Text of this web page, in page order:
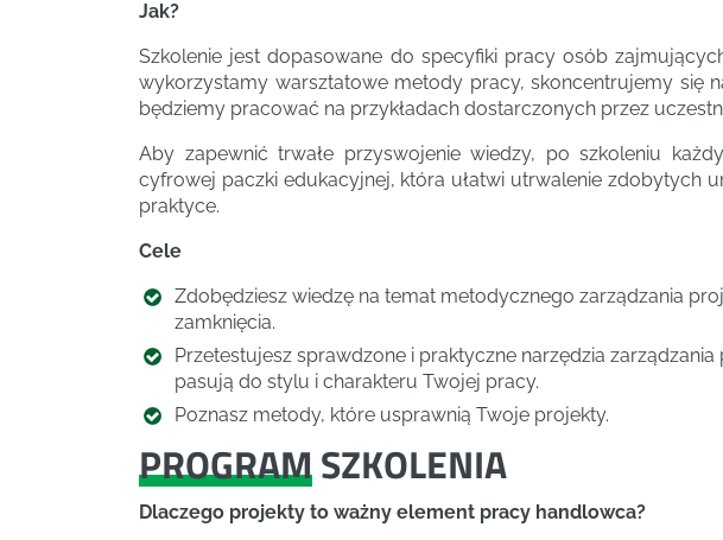
Jak?
Szkolenie jest dopasowane do specyfiki pracy osób
wykorzystamy warsztatowe metody pracy, skoncentrujemy się
będziemy pracować na przykładach dostarczonych przez
Aby zapewnić trwałe przyswojenie wiedzy, po szkoleniu
cyfrowej paczki edukacyjnej, która ułatwi utrwalenie zdobytych
praktyce.
Cele
Zdobędziesz wiedzę na temat metodycznego zarządzania
zamknięcia.
Przetestujesz sprawdzone i praktyczne narzędzia
pasują do stylu i charakteru Twojej pracy.
Poznasz metody, które usprawnią Twoje projekty.
PROGRAMSZKOLENIA
Dlaczego projekty to ważny element pracy handlowca?